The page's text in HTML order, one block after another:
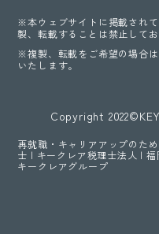
再就職・キャリアアップのた
士 | キークレア税理士法人 |
キークレアグループ
※本ウェブサイトに掲載され
製、転載することは禁止してお
※複製、転載をご希望の場合
いたします。
Copyright